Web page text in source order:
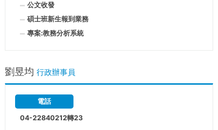
公文收發
碩士班新生報到業務
專案:教務分析系統
劉昱均 行政辦事員
電話
04-22840212轉23